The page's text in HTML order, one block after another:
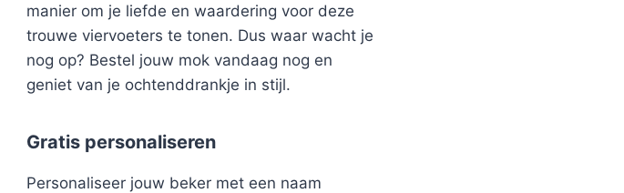
manier om je liefde en waardering voor deze
trouwe viervoeters te tonen. Dus waar wacht je
nog op? Bestel jouw mok vandaag nog en
geniet van je ochtenddrankje in stijl.
Gratis personaliseren
Personaliseer jouw beker met een naam